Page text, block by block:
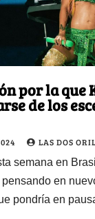
por la que
de los
LAS DOS
semana en
en
pondría en